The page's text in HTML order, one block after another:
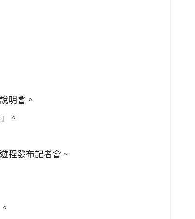
明會。
。
程發布記者會。